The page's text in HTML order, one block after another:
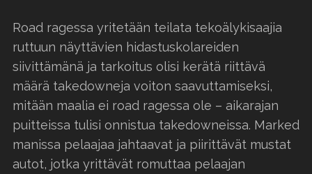
Road ragessa yritetään teilata tekoälykisaajia
ruttuun näyttävien hidastuskolareiden
siivittämänä ja tarkoitus olisi kerätä riittävä
määrä takedowneja voiton saavuttamiseksi,
mitään maalia ei road ragessa ole – aikarajan
puitteissa tulisi onnistua takedowneissa. Marked
manissa pelaajaa jahtaavat ja piirittävät mustat
autot, jotka yrittävät romuttaa pelaajan